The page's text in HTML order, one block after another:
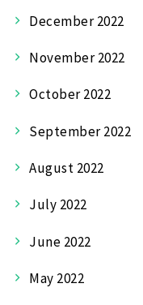
December 2022
November 2022
October 2022
September 2022
August 2022
July 2022
June 2022
May 2022